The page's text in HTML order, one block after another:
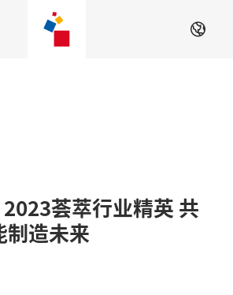
ZH
荟萃行业精英 共
制造未来